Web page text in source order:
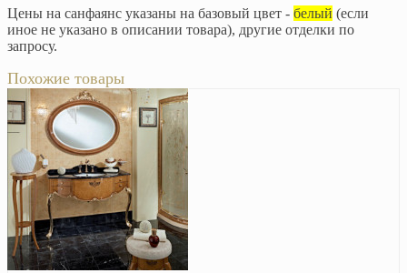
Цены на санфаянс указаны на базовый цвет - белый (если
иное не указано в описании товара), другие отделки по
запросу.
Похожие товары